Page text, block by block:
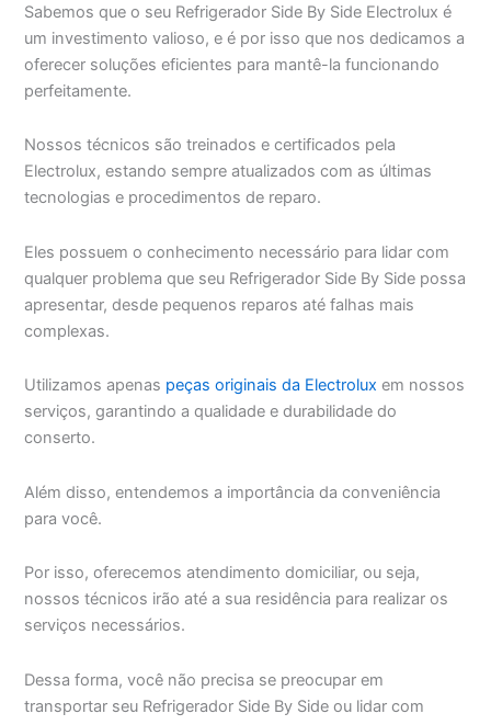
Sabemos que o seu Refrigerador Side By Side Electrolux é
um investimento valioso, e é por isso que nos dedicamos a
oferecer soluções eficientes para mantê-la funcionando
perfeitamente.
Nossos técnicos são treinados e certificados pela
Electrolux, estando sempre atualizados com as últimas
tecnologias e procedimentos de reparo.
Eles possuem o conhecimento necessário para lidar com
qualquer problema que seu Refrigerador Side By Side possa
apresentar, desde pequenos reparos até falhas mais
complexas.
Utilizamos apenas peças originais da Electrolux em nossos
serviços, garantindo a qualidade e durabilidade do
conserto.
Além disso, entendemos a importância da conveniência
para você.
Por isso, oferecemos atendimento domiciliar, ou seja,
nossos técnicos irão até a sua residência para realizar os
serviços necessários.
Dessa forma, você não precisa se preocupar em
transportar seu Refrigerador Side By Side ou lidar com